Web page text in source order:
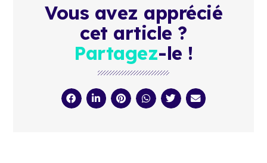
Vous avez apprécié
cet article ?
Partagez-le !